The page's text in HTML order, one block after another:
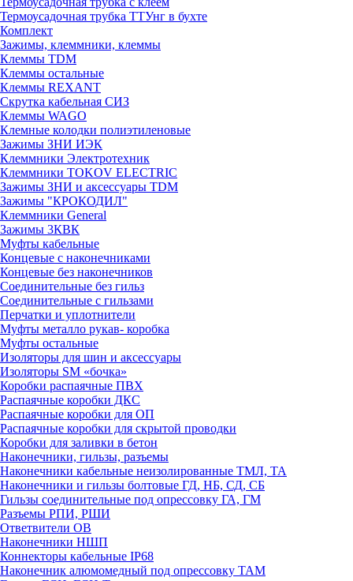
Термоусадочная трубка ТТУнг в бухте
Комплект
Зажимы, клеммники, клеммы
Клеммы TDM
Клеммы остальные
Клеммы REXANT
Скрутка кабельная СИЗ
Клеммы WAGO
Клемные колодки полиэтиленовые
Зажимы ЗНИ ИЭК
Клеммники Электротехник
Клеммники TOKOV ELECTRIC
Зажимы ЗНИ и аксессуары TDM
Зажимы "КРОКОДИЛ"
Клеммники General
Зажимы 3КВК
Муфты кабельные
Концевые с наконечниками
Концевые без наконечников
Соединительные без гильз
Соединительные с гильзами
Перчатки и уплотнители
Муфты металло рукав- коробка
Муфты остальные
Изоляторы для шин и аксессуары
Изоляторы SM «бочка»
Коробки распаячные ПВХ
Распаячные коробки ДКС
Распаячные коробки для ОП
Распаячные коробки для скрытой проводки
Коробки для заливки в бетон
Наконечники, гильзы, разъемы
Наконечники кабельные неизолированные ТМЛ, ТА
Наконечники и гильзы болтовые ГД, НБ, СД, СБ
Гильзы соединительные под опрессовку ГА, ГМ
Разъемы РПИ, РШИ
Ответвители ОВ
Наконечники НШП
Коннекторы кабельные IP68
Наконечник алюмомедный под опрессовку ТАМ